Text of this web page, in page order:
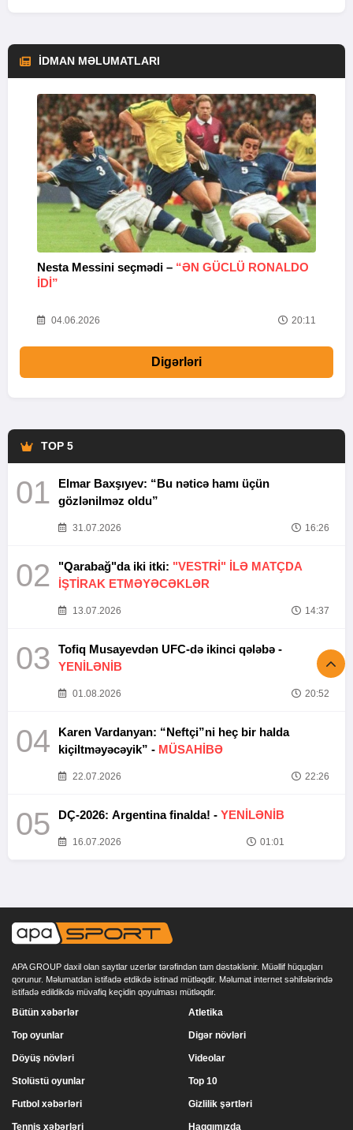
İDMAN MƏLUMATLARI
Nesta Messini seçmədi – “ƏN GÜCLÜ RONALDO
IDI”
04.06.2026 20:11
Digərləri
TOP 5
01
Elmar Baxşıyev: “Bu nəticə hamı üçün
gözlənilməz oldu”
31.07.2026 16:26
02 "Qarabağ"da iki itki: "VESTRİ" İLƏ MATÇDA
İŞTİRAK ETMƏYƏCƏKLƏR
13.07.2026 14:37
03
Tofiq Musayevdən UFC-də ikinci qələbə -
YENİLƏNİB
01.08.2026 20:52
04
Karen Vardanyan: “Neftçi”ni heç bir halda
kiçiltməyəcəyik” - MÜSAHİBƏ
22.07.2026 22:26
05 DÇ-2026: Argentina finalda! - YENİLƏNİB
16.07.2026 01:01
APA GROUP daxil olan saytlar uzerlər tərəfindən tam dəstəklənir. Müəllif hüquqları
qorunur. Məlumatdan istifadə etdikdə istinad mütləqdir. Məlumat internet səhifələrində
istifadə edildikdə müvafiq keçidin qoyulması mütləqdir.
Bütün xəbərlər
Top oyunlar
Döyüş növləri
Stolüstü oyunlar
Atletika
Digər növləri
Videolar
Top 10
Futbol xəbərləri
Tennis xəbərləri
Gizlilik şərtləri
Haqqımızda